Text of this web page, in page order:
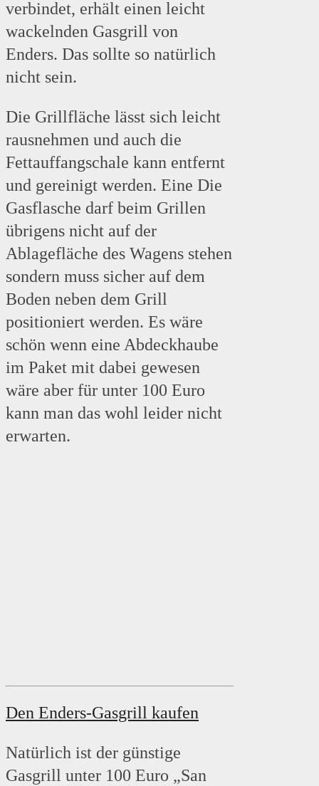
verbindet, erhält einen leicht
wackelnden Gasgrill von
Enders. Das sollte so natürlich
nicht sein.
Die Grillfläche lässt sich leicht
rausnehmen und auch die
Fettauffangschale kann entfernt
und gereinigt werden. Eine Die
Gasflasche darf beim Grillen
übrigens nicht auf der
Ablagefläche des Wagens stehen
sondern muss sicher auf dem
Boden neben dem Grill
positioniert werden. Es wäre
schön wenn eine Abdeckhaube
im Paket mit dabei gewesen
wäre aber für unter 100 Euro
kann man das wohl leider nicht
erwarten.
Den Enders-Gasgrill kaufen
Natürlich ist der günstige
Gasgrill unter 100 Euro „San